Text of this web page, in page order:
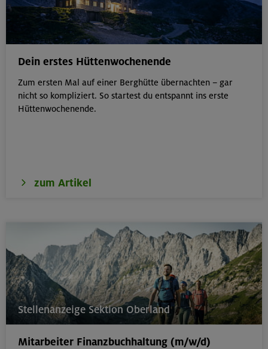
Dein erstes Hüttenwochenende
Zum ersten Mal auf einer Berghütte übernachten – gar
nicht so kompliziert. So startest du entspannt ins erste
Hüttenwochenende.
zum Artikel
Stellenanzeige Sektion Oberland
Mitarbeiter Finanzbuchhaltung (m/w/d)